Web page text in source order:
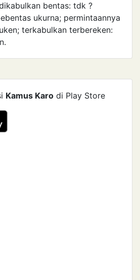
bentas: tdk ?
ukurna; permintaannya
terkabulkan terbereken:
Kamus Karo di Play Store